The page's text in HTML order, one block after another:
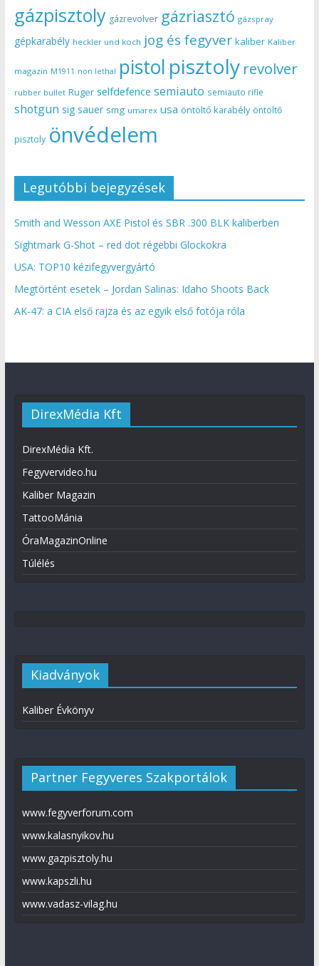
gázpisztoly gázrevolver gázriasztó gázspray
gépkarabély heckler und koch jog és fegyver kaliber Kaliber
magazin M1911 non lethal pistol pisztoly revolver
rubber bullet Ruger selfdefence semiauto semiauto rifle
shotgun sig sauer smg umarex usa öntöltő karabély öntöltő
pisztoly önvédelem
Legutóbbi bejegyzések
Smith and Wesson AXE Pistol és SBR .300 BLK kaliberben
Sightmark G-Shot – red dot régebbi Glockokra
USA: TOP10 kézifegyvergyártó
Megtörtént esetek – Jordan Salinas: Idaho Shoots Back
AK-47: a CIA első rajza és az egyik első fotója róla
DirexMédia Kft
DirexMédia Kft.
Fegyvervideo.hu
Kaliber Magazin
TattooMánia
ÓraMagazinOnline
Túlélés
Kiadványok
Kaliber Évkönyv
Partner Fegyveres Szakportálok
www.fegyverforum.com
www.kalasnyikov.hu
www.gazpisztoly.hu
www.kapszli.hu
www.vadasz-vilag.hu